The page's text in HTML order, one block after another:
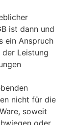
ist dann und
ein Anspruch
Leistung
nicht für die
soweit